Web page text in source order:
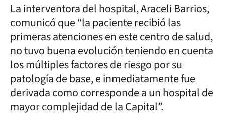
La interventora del hospital, Araceli Barrios,
comunicó que “la paciente recibió las
primeras atenciones en este centro de salud,
no tuvo buena evolución teniendo en cuenta
los múltiples factores de riesgo por su
patología de base, e inmediatamente fue
derivada como corresponde a un hospital de
mayor complejidad de la Capital”.